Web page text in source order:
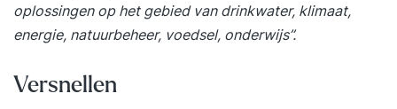
oplossingen op het gebied van drinkwater, klimaat,
energie, natuurbeheer, voedsel, onderwijs”.
Versnellen